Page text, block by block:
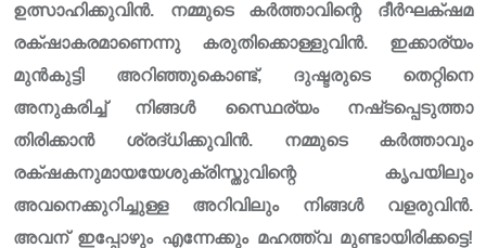
ഉത്സാഹിക്കുവിൻ. നമ്മുടെ കർത്താവിന്റെ ദീർഘക്‌ഷമ
രക്‌ഷാകരമാണെന്നു കരുതിക്കൊള്ളുവിൻ. ഇക്കാര്യം
മുൻകുട്ടി അറിഞ്ഞുകൊണ്ട്, ദുഷ്ട‌രുടെ തെറ്റിനെ
അനുകരിച്ച് നിങ്ങൾ സ്ഥൈര്യം നഷ്‌ടപ്പെടുത്താ
തിരിക്കാൻ ശ്രദ്‌ധിക്കുവിൻ. നമ്മുടെ കർത്താവും
രക്‌ഷകനുമായയേശുക്രിസ്തുവിന്റെ കൃപയിലും
അവനെക്കുറിച്ചുള്ള അറിവിലും നിങ്ങൾ വളരുവിൻ.
അവന് ഇപ്പോഴും എന്നേക്കും മഹത്ത്വ മുണ്ടായിരിക്കട്ടെ!